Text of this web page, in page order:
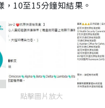
，10至15分鐘知結果。
點擊圖片放大